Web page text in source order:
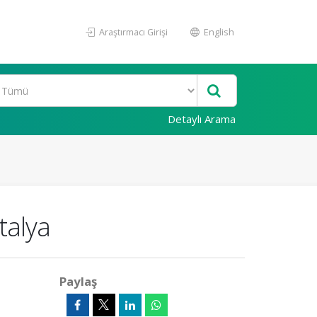
Araştırmacı Girişi English
Detaylı Arama
Paylaş